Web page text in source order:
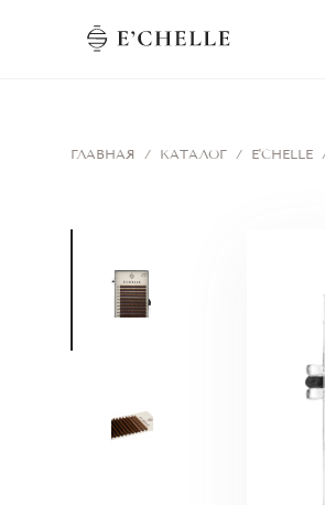
ГЛАВНАЯ / КАТАЛОГ / E'CHELLE